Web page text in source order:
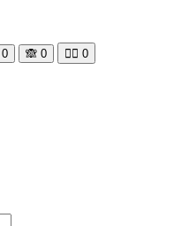
0 🙈 0 🧘‍♀️ 0